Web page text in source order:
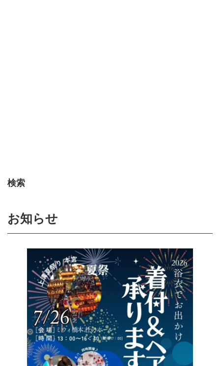
検索
お知らせ